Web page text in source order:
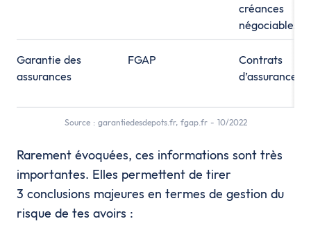
créances
négociables
Garantie des
assurances
FGAP
Contrats
d’assurance-
Source : garantiedesdepots.fr, fgap.fr - 10/2022
Rarement évoquées, ces informations sont très
importantes. Elles permettent de tirer
3 conclusions majeures en termes de gestion du
risque de tes avoirs :